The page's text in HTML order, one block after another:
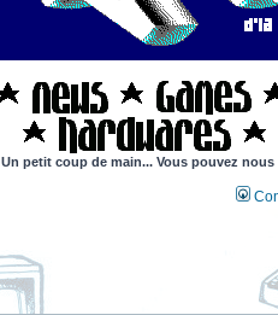
Un petit coup de main... Vous pouvez